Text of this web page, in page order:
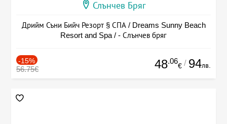
Слънчев Бряг
Дрийм Съни Бийч Резорт § СПА / Dreams Sunny Beach
Resort and Spa / - Слънчев бряг
-15%
56.75€ 48.06
€ / 94лв.